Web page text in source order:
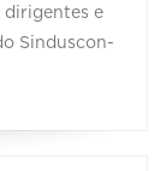
dirigentes e
Sinduscon-